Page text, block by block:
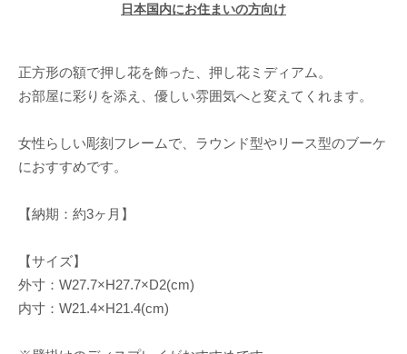
日本国内にお住まいの方向け
正方形の額で押し花を飾った、押し花ミディアム。
お部屋に彩りを添え、優しい雰囲気へと変えてくれます。
女性らしい彫刻フレームで、ラウンド型やリース型のブーケ
におすすめです。
【納期：約3ヶ月】
【サイズ】
外寸：W27.7×H27.7×D2(cm)
内寸：W21.4×H21.4(cm)